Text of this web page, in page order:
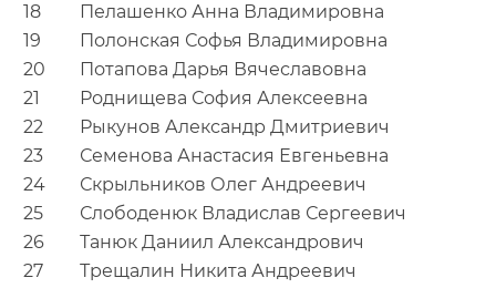
18
Пелашенко Анна Владимировна
19
Полонская Софья Владимировна
20
Потапова Дарья Вячеславовна
21
Роднищева София Алексеевна
22
Рыкунов Александр Дмитриевич
23
Семенова Анастасия Евгеньевна
24
Скрыльников Олег Андреевич
25
Слободенюк Владислав Сергеевич
26
Танюк Даниил Александрович
27
Трещалин Никита Андреевич